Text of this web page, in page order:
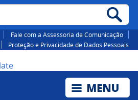
Fale com a Assessoria de Comunicação
Proteção e Privacidade de Dados Pessoais